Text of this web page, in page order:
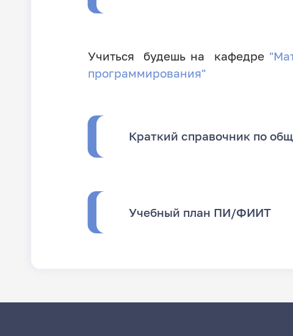
Учиться будешь на кафедре
программирования"
Краткий справочник по
Учебный план ПИ/ФИИТ